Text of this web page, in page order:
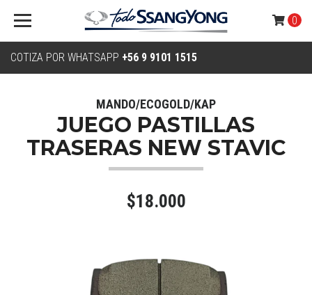
COTIZA POR WHATSAPP +56 9 9101 1515
0
MANDO/ECOGOLD/KAP
JUEGO PASTILLAS
TRASERAS NEW STAVIC
$18.000